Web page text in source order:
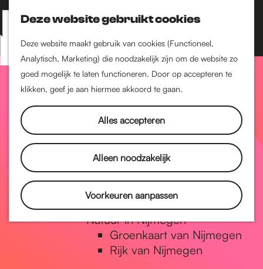
Deze website gebruikt cookies
Deze website maakt gebruik van cookies (Functioneel,
Analytisch, Marketing) die noodzakelijk zijn om de website zo
goed mogelijk te laten functioneren. Door op accepteren te
klikken, geef je aan hiermee akkoord te gaan.
Alles accepteren
Alleen noodzakelijk
Voorkeuren aanpassen
Z
o
e
k
e
K
a
a
r
t
M
e
n
Nijmegen-Nieuw-West
Dukenburg
Lindenholt
Historie
De oudste stad van
Nederland
Historische tijdlijn
Romeinse Limes
Vrede van Nijmegen
Penning
Natuur in Nijmegen
Groenkaart van Nijmegen
Rijk van Nijmegen